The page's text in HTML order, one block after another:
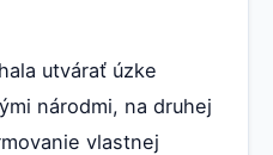
utvárať úzke
národmi, na druhej
vlastnej